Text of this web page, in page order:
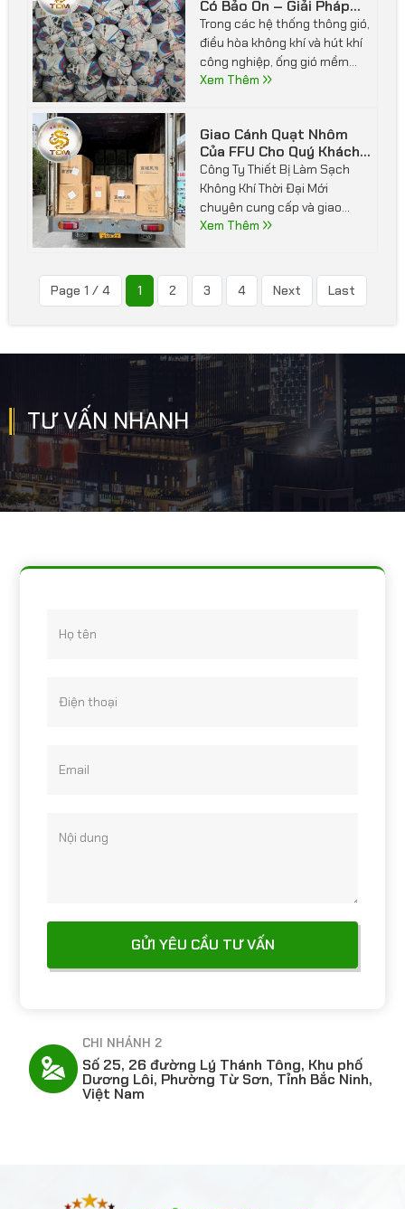
việc. Thiết bị được ứng dụng
rộng rãi trong các ngành thực
phẩm, điện tử, dược phẩm,
mỹ phẩm và sản xuất công
nghệ cao.
Có Bảo Ôn – Giải Pháp
Chống Cháy, Giữ Nhiệt
Hiệu Quả Cho Công Trình
Trong các hệ thống thông gió,
điều hòa không khí và hút khí
công nghiệp, ống gió mềm
cách nhiệt có bảo ôn là vật tư
thất thoát nhiệt và đảm bảo
an toàn cho công trình.
Xem Thêm
Giao Cánh Quạt Nhôm
Của FFU Cho Quý Khách
Hàng
Công Ty Thiết Bị Làm Sạch
Không Khí Thời Đại Mới
chuyên cung cấp và giao
cánh quạt nhôm FFU (Fan
khu sản xuất điện tử, thực
phẩm, dược phẩm và công
Xem Thêm
Page 1 / 4 1 2 3 4 Next Last
TƯ VẤN NHANH
CHI NHÁNH 2
Số 25, 26 đường Lý Thánh Tông, Khu phố
Dương Lôi, Phường Từ Sơn, Tỉnh Bắc Ninh,
Việt Nam
Họ tên
Điện thoại
Email
Nội dung